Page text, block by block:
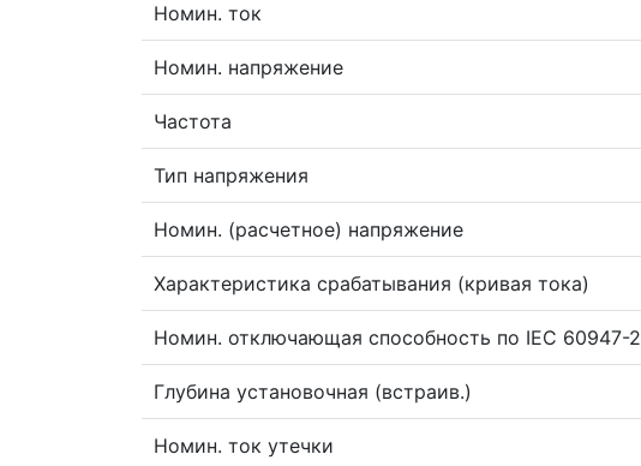
Номин. ток
Номин. напряжение
Частота
Тип напряжения
Номин. (расчетное) напряжение
Характеристика срабатывания (кривая тока)
Номин. отключающая способность по IEC 60947-2
Глубина установочная (встраив.)
Номин. ток утечки